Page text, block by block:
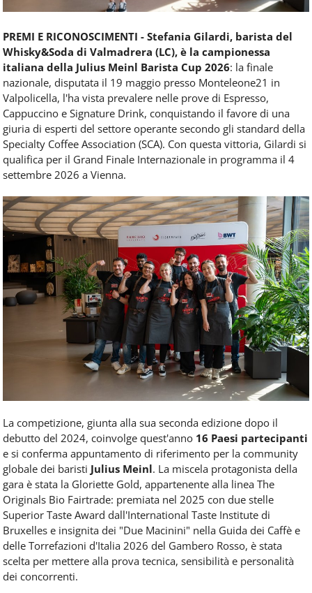
PREMI E RICONOSCIMENTI - Stefania Gilardi, barista del
Whisky&Soda di Valmadrera (LC), è la campionessa
italiana della Julius Meinl Barista Cup 2026: la finale
nazionale, disputata il 19 maggio presso Monteleone21 in
Valpolicella, l'ha vista prevalere nelle prove di Espresso,
Cappuccino e Signature Drink, conquistando il favore di una
giuria di esperti del settore operante secondo gli standard della
Specialty Coffee Association (SCA). Con questa vittoria, Gilardi si
qualifica per il Grand Finale Internazionale in programma il 4
settembre 2026 a Vienna.
La competizione, giunta alla sua seconda edizione dopo il
debutto del 2024, coinvolge quest'anno 16 Paesi partecipanti
e si conferma appuntamento di riferimento per la community
globale dei baristi Julius Meinl. La miscela protagonista della
gara è stata la Gloriette Gold, appartenente alla linea The
Originals Bio Fairtrade: premiata nel 2025 con due stelle
Superior Taste Award dall'International Taste Institute di
Bruxelles e insignita dei "Due Macinini" nella Guida dei Caffè e
delle Torrefazioni d'Italia 2026 del Gambero Rosso, è stata
scelta per mettere alla prova tecnica, sensibilità e personalità
dei concorrenti.